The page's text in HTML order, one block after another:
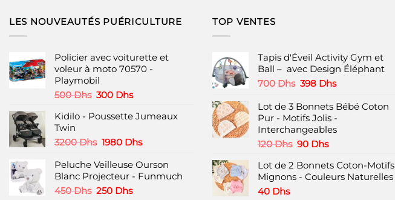
LES NOUVEAUTÉS PUÉRICULTURE
Policier avec voiturette et
voleur à moto 70570 -
Playmobil
500Dhs Le
initial
500 Dhs.
300 DhsLe
actuel
300 Dhs.
Kidilo - Poussette Jumeaux
Twin
3200Dhs Le
initial
était :
3200 Dhs.
1980 DhsLe
actuel
est :
Peluche Veilleuse Ourson
Blanc Projecteur - Funmuch
450Dhs Le
250 DhsLe
TOP VENTES
Tapis d'Éveil Activity Gym et
Ball – avec Design Éléphant
700Dhs Le
initial
était :
700 Dhs.
398 DhsLe
actuel
est :
398 Dhs.
Lot de 3 Bonnets Bébé Coton
Pur - Motifs Jolis -
Interchangeables
120Dhs Le
initial
était :
90 DhsLe
actuel
est :
Lot de 2 Bonnets Coton-Motifs
Mignons - Couleurs Naturelles
40 Dhs